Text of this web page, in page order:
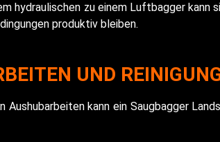
hydraulischen zu einem Luftbagger kann
produktiv bleiben.
UND
kann ein Saugbagger